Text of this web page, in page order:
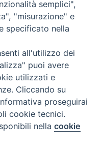
semplici",
"misurazione" e
specificato nella
all'utilizzo dei
puoi avere
utilizzati e
Cliccando su
proseguirai
cookie tecnici.
nellacookie